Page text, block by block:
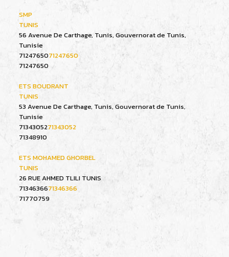
SMP
TUNIS
56 Avenue De Carthage, Tunis, Gouvernorat de Tunis,
Tunisie
7124765071247650
71247650
ETS BOUDRANT
TUNIS
53 Avenue De Carthage, Tunis, Gouvernorat de Tunis,
Tunisie
7134305271343052
71348910
ETS MOHAMED GHORBEL
TUNIS
26 RUE AHMED TLILI TUNIS
7134636671346366
71770759